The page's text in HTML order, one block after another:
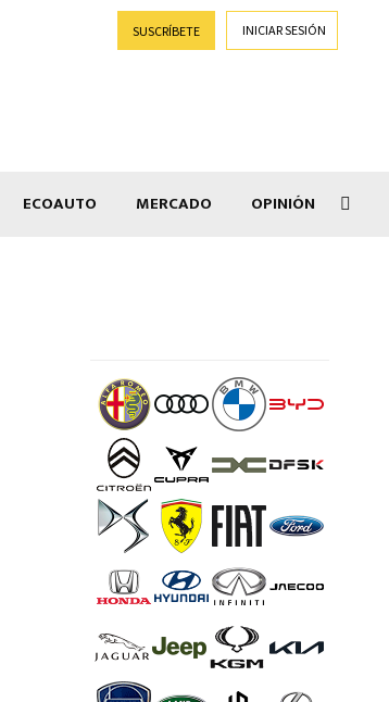
SUSCRÍBETE INICIAR SESIÓN
ECOAUTO MERCADO OPINIÓN